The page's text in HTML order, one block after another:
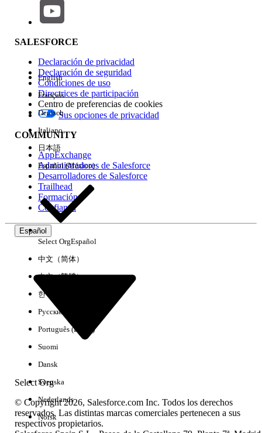
Repercusión de función
Edición
Experiencia
No hay resultados
SALESFORCE
Declaración de privacidad
Declaración de seguridad
Condiciones de uso
Directrices de participación
Centro de preferencias de cookies
Sus opciones de privacidad
COMMUNITY
AppExchange
Administradores de Salesforce
Desarrolladores de Salesforce
Trailhead
Formación
Confianza
Español
Select Org
English
Français
Deutsch
Italiano
日本語
Español (México)
Select OrgEspañol
中文（简体）
中文（繁體）
한국어
Русский
Português (Brasil)
Suomi
Dansk
Svenska
Nederlands
Norsk
© Copyright 2026, Salesforce.com Inc. Todos los derechos
reservados. Las distintas marcas comerciales pertenecen a sus
respectivos propietarios.